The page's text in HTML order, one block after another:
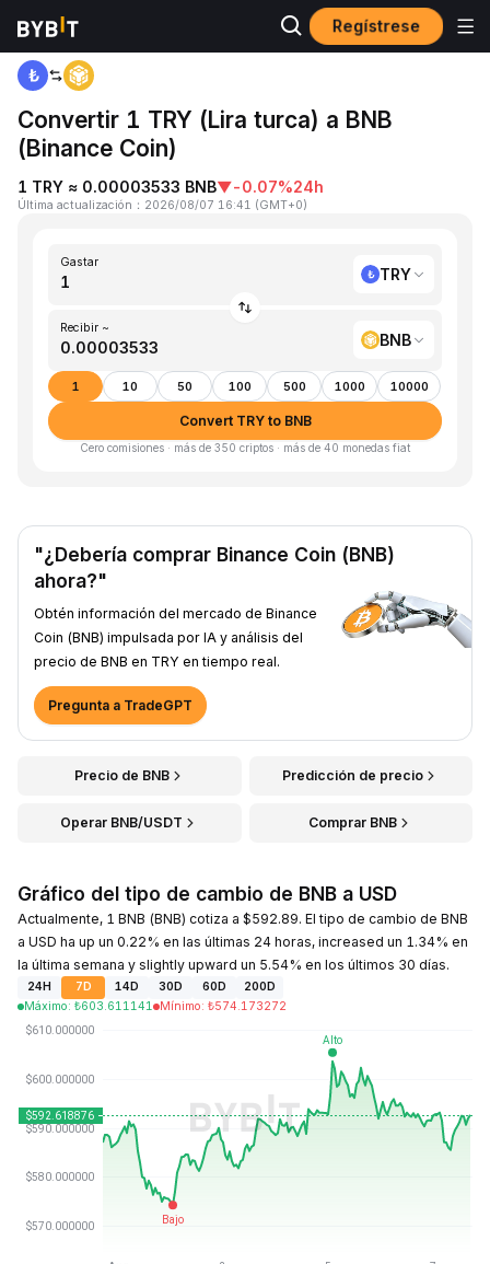
Regístrese
Inicio TRY to BNB
Convertir 1 TRY (Lira turca) a BNB
(Binance Coin)
1 TRY ≈ 0.00003533 BNB▼-0.07%24h
Última actualización ： 2026/08/07 16:41 (GMT+0)
Gastar
TRY
Recibir ~
BNB
1 10 50 100 500 1000 10000
Convert TRY to BNB
Cero comisiones · más de 350 criptos · más de 40 monedas fiat
"¿Debería comprar Binance Coin (BNB)
ahora?"
Obtén información del mercado de Binance
Coin (BNB) impulsada por IA y análisis del
precio de BNB en TRY en tiempo real.
Pregunta a TradeGPT
Precio de BNB Predicción de precio
Operar BNB/USDT Comprar BNB
Gráfico del tipo de cambio de BNB a USD
Actualmente, 1 BNB (BNB) cotiza a $592.89. El tipo de cambio de BNB
a USD ha up un 0.22% en las últimas 24 horas, increased un 1.34% en
la última semana y slightly upward un 5.54% en los últimos 30 días.
24H 7D 14D 30D 60D
200D
Máximo: ₺603.611141 Mínimo: ₺574.173272
Última actualización: 2026-08-07, 16:41 GMT+0